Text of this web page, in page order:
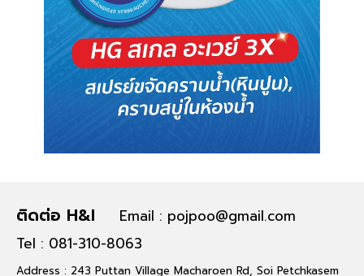
ติดต่อ H&I
Email : pojpoo@gmail.com
Tel : 081-310-8063
Address : 243 Puttan Village Macharoen Rd, Soi Petchkasem